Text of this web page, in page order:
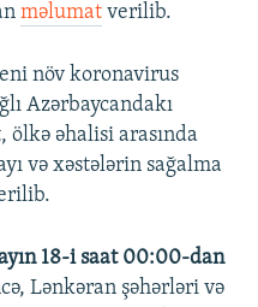
məlumat verilib.
növ koronavirus
Azərbaycandakı
əhalisi arasında
və xəstələrin sağalma
18-i saat 00:00-dan
Lənkəran şəhərləri və